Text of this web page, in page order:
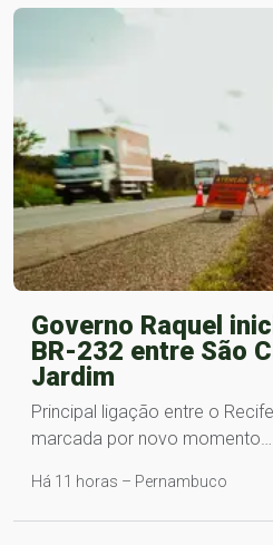
Governo Raquel
BR-232 entre São
Jardim
Principal ligação entre o
marcada por novo momento…
Há 11 horas – Pernambuco